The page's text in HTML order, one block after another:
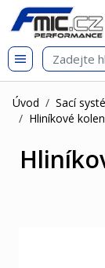
Přejít na obsah
git s
Úvod / Sací
/ Hliníkové